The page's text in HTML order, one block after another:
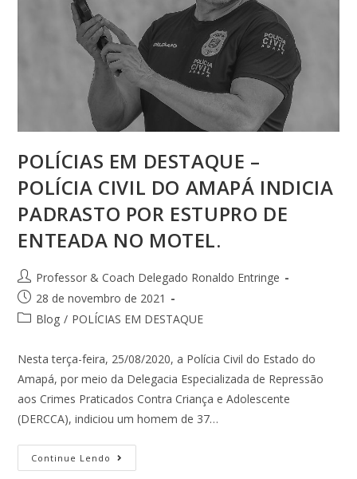
POLÍCIAS EM DESTAQUE –
POLÍCIA CIVIL DO AMAPÁ INDICIA
PADRASTO POR ESTUPRO DE
ENTEADA NO MOTEL.
Professor & Coach Delegado Ronaldo Entringe
28 de novembro de 2021
Blog / POLÍCIAS EM DESTAQUE
Nesta terça-feira, 25/08/2020, a Polícia Civil do Estado do
Amapá, por meio da Delegacia Especializada de Repressão
aos Crimes Praticados Contra Criança e Adolescente
(DERCCA), indiciou um homem de 37…
Continue Lendo